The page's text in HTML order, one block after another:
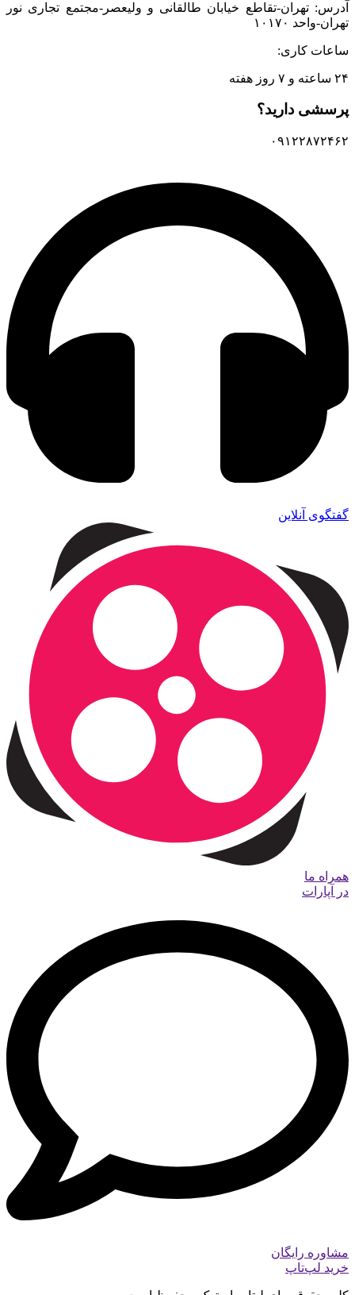
آدرس: تهران-تقاطع خیابان طالقانی و ولیعصر-مجتمع تجاری نور
تهران-واحد ۱۰۱۷۰
ساعات کاری:
۲۴ ساعته و ۷ روز هفته
پرسشی دارید؟
۰۹۱۲۲۸۷۲۴۶۲
گفتگوی آنلاین
همراه ما
در آپارات
مشاوره رایگان
خرید لپ‌تاپ